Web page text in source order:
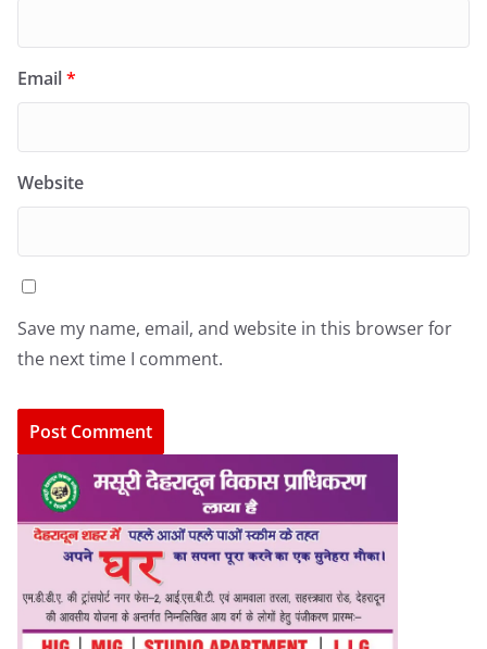
Email*
Website
Save my name, email, and website in this browser for
the next time I comment.